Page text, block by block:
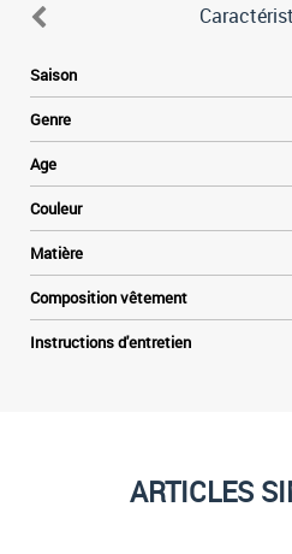
Saison
Genre
Age
Couleur
Matière
Composition vêtement
Instructions d'entretien
ARTICLES